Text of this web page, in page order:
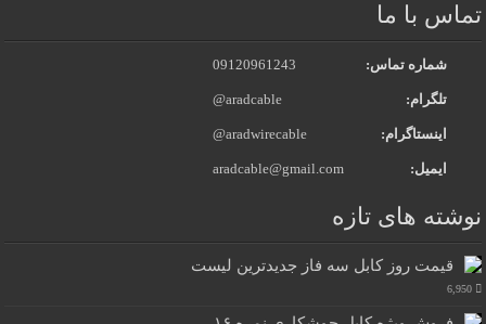
تماس با ما
شماره تماس: 09120961243
تلگرام: @aradcable
اینستاگرام: @aradwirecable
ایمیل: aradcable@gmail.com
نوشته های تازه
قیمت روز کابل سه فاز جدیدترین لیست
6,950